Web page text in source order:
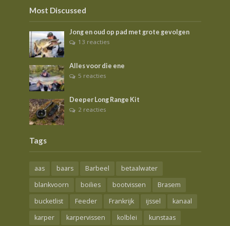
Most Discussed
Jong en oud op pad met grote gevolgen
13 reacties
Alles voor die ene
5 reacties
Deeper Long Range Kit
2 reacties
Tags
aas baars Barbeel
betaalwater
blankvoorn
boilies bootvissen
Brasem
bucketlist
Feeder Frankrijk ijssel
kanaal
karper
karpervissen kolblei kunstaas